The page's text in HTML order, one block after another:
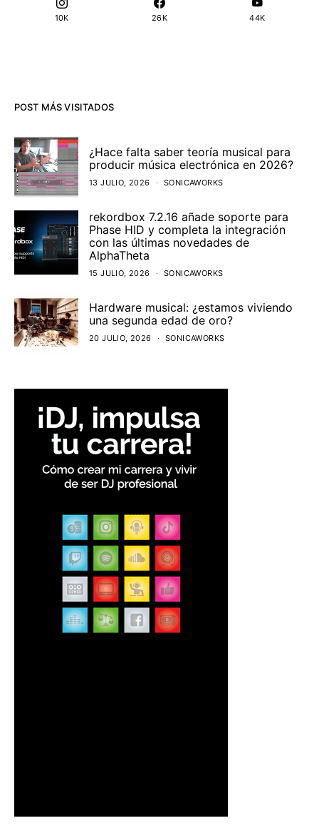
10K 26K 44K
POST MÁS VISITADOS
¿Hace falta saber teoría musical para
producir música electrónica en 2026?
13 JULIO, 2026 SONICAWORKS
rekordbox 7.2.16 añade soporte para
Phase HID y completa la integración
con las últimas novedades de
AlphaTheta
15 JULIO, 2026 SONICAWORKS
Hardware musical: ¿estamos viviendo
una segunda edad de oro?
20 JULIO, 2026 SONICAWORKS